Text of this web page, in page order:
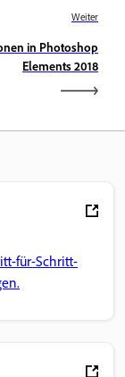
Weiter
in Photoshop
Elements 2018
für-Schritt-